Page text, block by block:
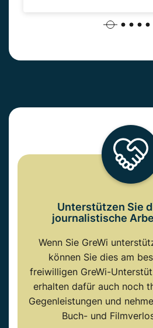
Unterstützen Sie
journalistische
Wenn Sie GreWi
können Sie dies am
freiwilligen GreWi-
erhalten dafür auch noch
Gegenleistungen und
Buch- und